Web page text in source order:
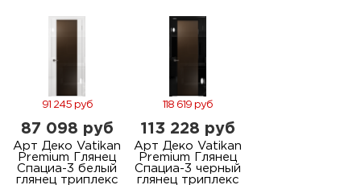
91 245 руб
87 098 руб
Арт Деко Vatikan
Premium Глянец
Спациа-3 белый
глянец триплекс
118 619 руб
113 228 руб
Арт Деко Vatikan
Premium Глянец
Спациа-3 черный
глянец триплекс